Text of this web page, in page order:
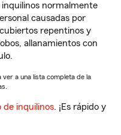
inquilinos normalmente
causadas por
repentinos y
allanamientos con
ver a una lista completa de la
de inquilinos. ¡Es rápido y